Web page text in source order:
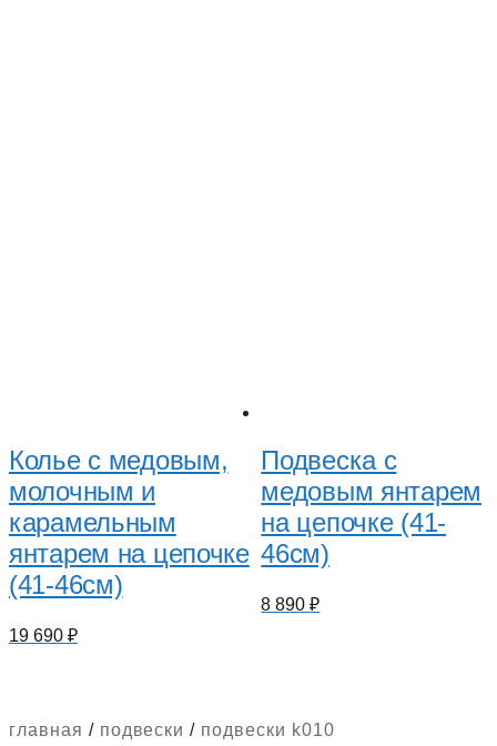
Колье с медовым,
молочным и
карамельным
янтарем на цепочке
(41-46см)
19 690 ₽
Подвеска с
медовым янтарем
на цепочке (41-
46см)
8 890₽
главная / подвески / подвески k010